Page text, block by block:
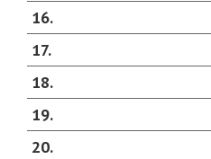
16
17
18
19
20